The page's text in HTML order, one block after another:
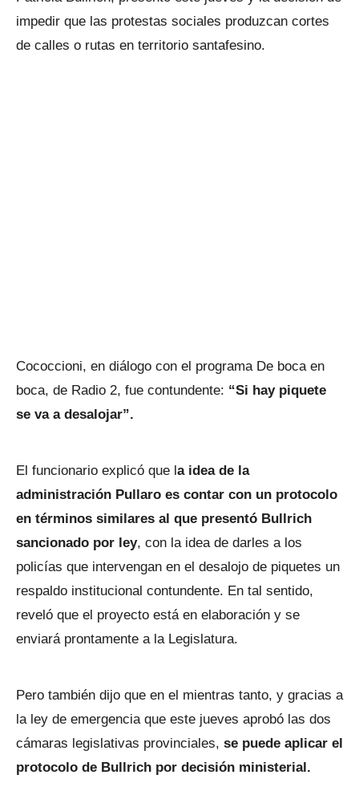
impedir que las protestas sociales produzcan cortes
de calles o rutas en territorio santafesino.
Cococcioni, en diálogo con el programa De boca en
boca, de Radio 2, fue contundente: “Si hay piquete
se va a desalojar”.
El funcionario explicó que la idea de la
administración Pullaro es contar con un protocolo
en términos similares al que presentó Bullrich
sancionado por ley, con la idea de darles a los
policías que intervengan en el desalojo de piquetes un
respaldo institucional contundente. En tal sentido,
reveló que el proyecto está en elaboración y se
enviará prontamente a la Legislatura.
Pero también dijo que en el mientras tanto, y gracias a
la ley de emergencia que este jueves aprobó las dos
cámaras legislativas provinciales, se puede aplicar el
protocolo de Bullrich por decisión ministerial.